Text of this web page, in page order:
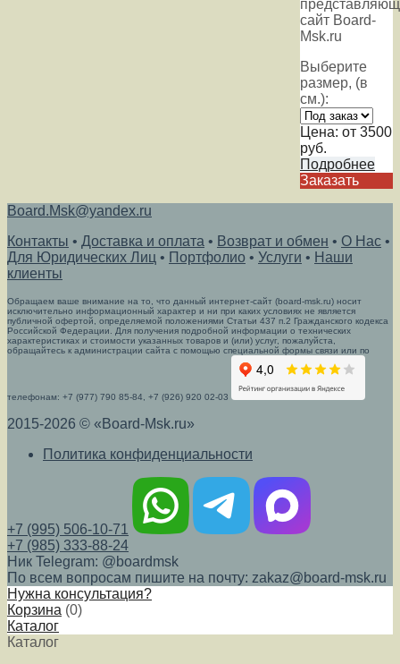
сайт Board-
Msk.ru
Выберите
размер, (в
см.):
Цена: от 3500
руб.
Подробнее
Заказать
Board.Msk@yandex.ru
Контакты • Доставка и оплата • Возврат и обмен • О Нас •
Для Юридических Лиц • Портфолио • Услуги • Наши
клиенты
Обращаем ваше внимание на то, что данный интернет-сайт (board-msk.ru) носит
исключительно информационный характер и ни при каких условиях не является
публичной офертой, определяемой положениями Статьи 437 п.2 Гражданского кодекса
Российской Федерации. Для получения подробной информации о технических
характеристиках и стоимости указанных товаров и (или) услуг, пожалуйста,
обращайтесь к администрации сайта с помощью специальной формы связи или по
телефонам: +7 (977) 790 85-84, +7 (926) 920 02-03
2015-2026 © «Board-Msk.ru»
Политика конфиденциальности
+7 (995) 506-10-71
+7 (985) 333-88-24
Ник Telegram: @boardmsk
По всем вопросам пишите на почту: zakaz@board-msk.ru
Нужна консультация?
Корзина (0)
Каталог
Каталог